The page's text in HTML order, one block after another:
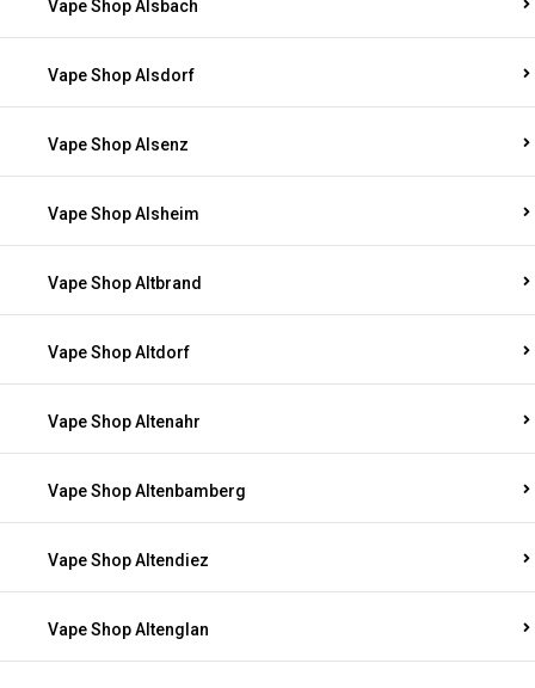
Vape Shop Alsbach
Vape Shop Alsdorf
Vape Shop Alsenz
Vape Shop Alsheim
Vape Shop Altbrand
Vape Shop Altdorf
Vape Shop Altenahr
Vape Shop Altenbamberg
Vape Shop Altendiez
Vape Shop Altenglan